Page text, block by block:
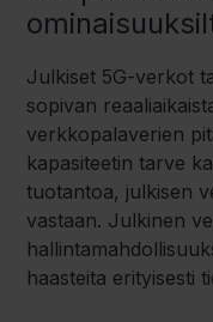
Julkiset 5G-verkot
sopivan
verkkopalaverien
kapasiteetin tarve
tuotantoa, julkisen
vastaan. Julkinen
haasteita erityisesti